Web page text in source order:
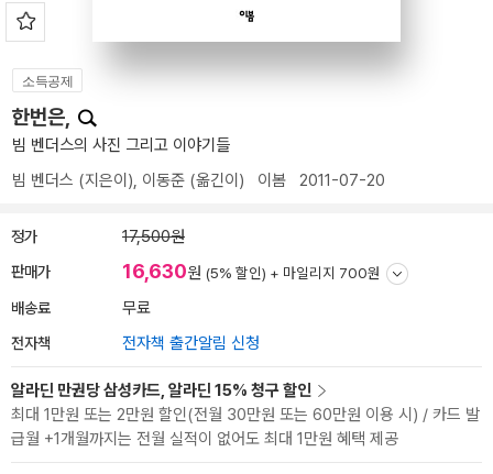
소득공제
한번은,
빔 벤더스의 사진 그리고 이야기들
빔 벤더스 (지은이), 이동준 (옮긴이) 이봄 2011-07-20
정가 17,500원
판매가 16,630원 (5% 할인) + 마일리지 700원
배송료 무료
전자책 전자책 출간알림 신청
알라딘 만권당 삼성카드, 알라딘 15% 청구 할인
최대 1만원 또는 2만원 할인(전월 30만원 또는 60만원 이용 시) / 카드 발
급월 +1개월까지는 전월 실적이 없어도 최대 1만원 혜택 제공